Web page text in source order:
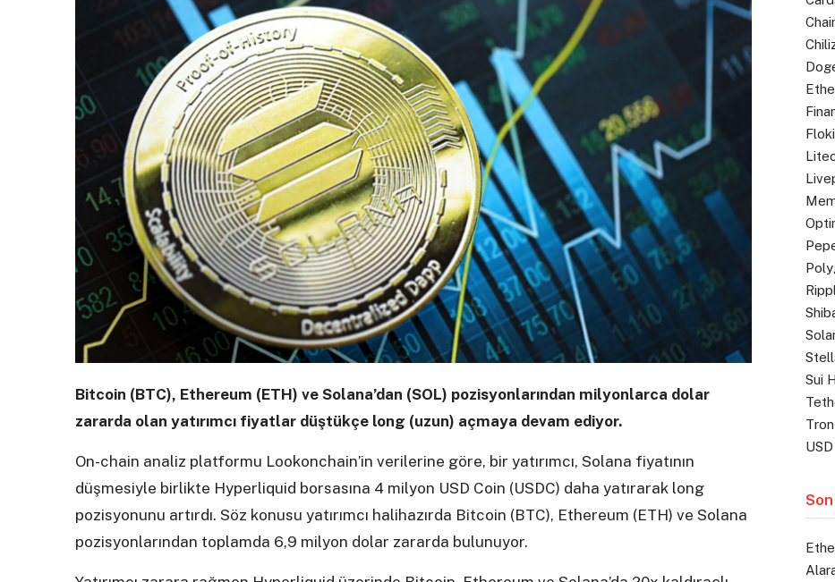
Bitcoin (BTC), Ethereum (ETH) ve Solana’dan (SOL) pozisyonlarından milyonlarca dolar
zararda olan yatırımcı fiyatlar düştükçe long (uzun) açmaya devam ediyor.
On-chain analiz platformu Lookonchain’in verilerine göre, bir yatırımcı, Solana fiyatının
düşmesiyle birlikte Hyperliquid borsasına 4 milyon USD Coin (USDC) daha yatırarak long
pozisyonunu artırdı. Söz konusu yatırımcı halihazırda Bitcoin (BTC), Ethereum (ETH) ve Solana
pozisyonlarından toplamda 6,9 milyon dolar zararda bulunuyor.
Sui